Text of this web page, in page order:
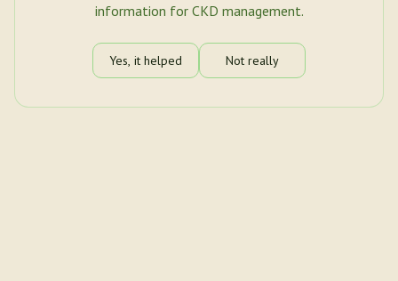
information for CKD management.
Yes, it helped Not really